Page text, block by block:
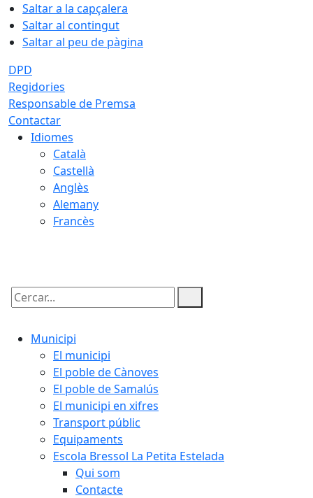
Saltar a la capçalera
Saltar al contingut
Saltar al peu de pàgina
DPD
Regidories
Responsable de Premsa
Contactar
Idiomes
Català
Castellà
Anglès
Alemany
Francès
Cercar:
Municipi
El municipi
El poble de Cànoves
El poble de Samalús
El municipi en xifres
Transport públic
Equipaments
Escola Bressol La Petita Estelada
Qui som
Contacte